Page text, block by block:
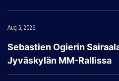
Aug 5, 2026
Sebastien Ogierin
Jyväskylän MM-Rallissa